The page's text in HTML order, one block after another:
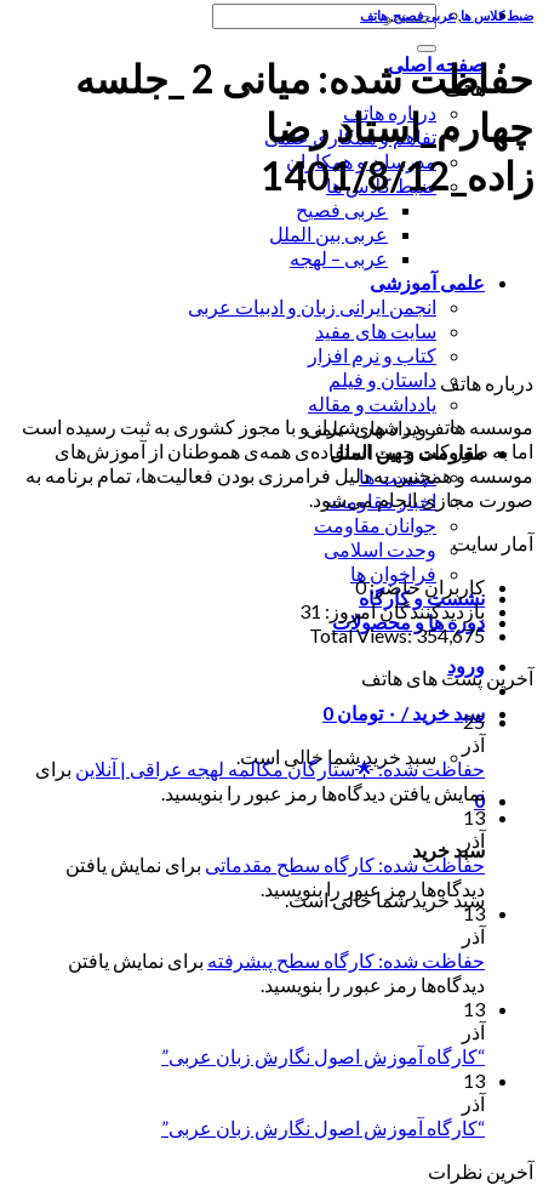
جستجو
صفحه اصلی
هاتف
درباره هاتف
تفاهم و همکاری علمی
مدرسان و همکاران
ضبط کلاس ها
عربی فصیح
عربی بین الملل
عربی – لهجه
علمی آموزشی
انجمن ایرانی زبان و ادبیات عربی
سایت های مفید
کتاب و نرم افزار
داستان و فیلم
یادداشت و مقاله
رویداد های علمی
مقاومت و بین الملل
نشست ها
اخبار مقاومت
جوانان مقاومت
وحدت اسلامی
فراخوان ها
نشست و کارگاه
دوره ها و محصولات
ورود
سبد خرید / ۰ تومان 0
سبد خرید شما خالی است.
0
سبد خرید
سبد خرید شما خالی است.
ضبط کلاس ها ,عربی فصیح,هاتف
حفاظت شده: میانی 2 _جلسه
چهارم_استاد رضا
زاده_1401/8/12
درباره هاتف
موسسه هاتف در شهر شیراز و با مجوز کشوری به ثبت رسیده است
اما به طور کلی جهت استفاده‌ی همه‌ی هموطنان از آموزش‌های
موسسه و همچنین به دلیل فرامرزی بودن فعالیت‌ها، تمام برنامه به
صورت مجازی انجام می‌شود.
آمار سایت
کاربران حاضر:0
بازدیدکنندگان امروز: 31
Total Views:354,675
آخرین پست های هاتف
25
آذر
حفاظت شده: 🌟ستارگان مکالمه لهجه عراقی | آنلاین برای
نمایش یافتن دیدگاه‌ها رمز عبور را بنویسید.
13
آذر
حفاظت شده: کارگاه سطح مقدماتی برای نمایش یافتن
دیدگاه‌ها رمز عبور را بنویسید.
13
آذر
حفاظت شده: کارگاه سطح پیشرفته برای نمایش یافتن
دیدگاه‌ها رمز عبور را بنویسید.
13
آذر
“کارگاه آموزش اصول نگارش زبان عربی”
13
آذر
“کارگاه آموزش اصول نگارش زبان عربی”
آخرین نظرات